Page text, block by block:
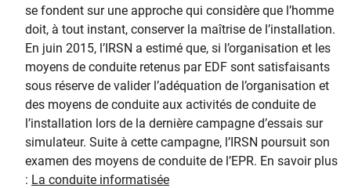
se fondent sur une approche qui considère que l’homme
doit, à tout instant, conserver la maîtrise de l’installation.
En juin 2015, l’IRSN a estimé que, si l’organisation et les
moyens de conduite retenus par EDF sont satisfaisants
sous réserve de valider l’adéquation de l’organisation et
des moyens de conduite aux activités de conduite de
l’installation lors de la dernière campagne d’essais sur
simulateur. Suite à cette campagne, l’IRSN poursuit son
examen des moyens de conduite de l’EPR. En savoir plus
: La conduite informatisée